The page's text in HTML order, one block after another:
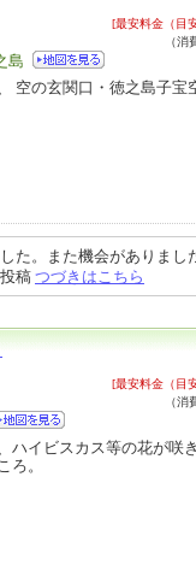
[最安料金（目
（消
島
空の玄関口・徳之島子宝
た。また機会がありまし
稿 つづきはこちら
[最安料金（目
（消
ハイビスカス等の花が咲
ろ。